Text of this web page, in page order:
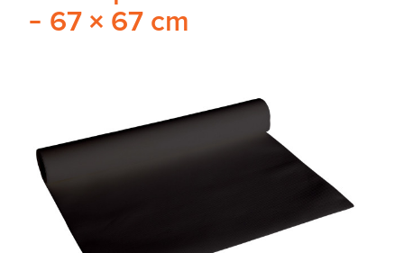
– 67 × 67 cm